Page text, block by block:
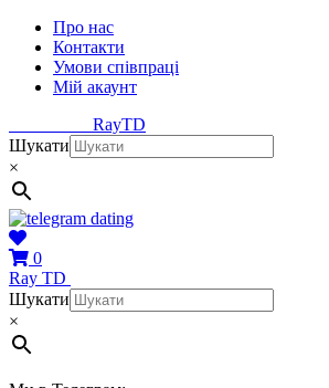
Про нас
Контакти
Умови співпраці
Мій акаунт
RayTD
Шукати
×
0
Ray TD
Шукати
×